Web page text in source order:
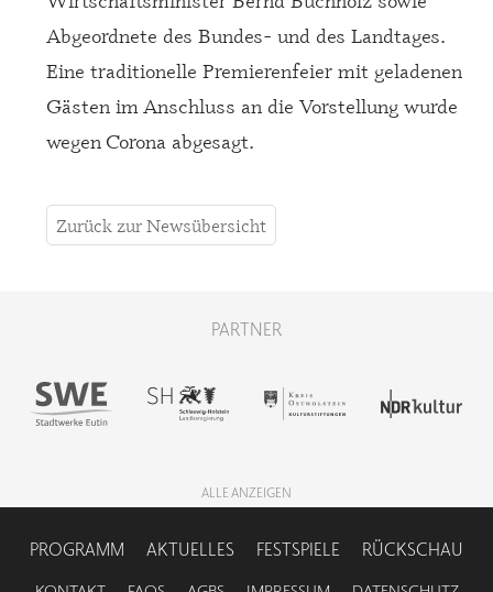
Abgeordnete des Bundes- und des Landtages.
Eine traditionelle Premierenfeier mit geladenen
Gästen im Anschluss an die Vorstellung wurde
wegen Corona abgesagt.
Zurück zur Newsübersicht
PARTNER
ALLE ANZEIGEN
NAVIGATION
PROGRAMM AKTUELLES FESTSPIELE RÜCKSCHAU
NAVIGATION